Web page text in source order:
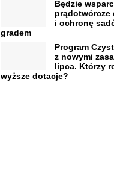
Będzie
prądotwórcze
i ochronę
gradem
Program
z nowymi
lipca. Którzy
wyższe dotacje?